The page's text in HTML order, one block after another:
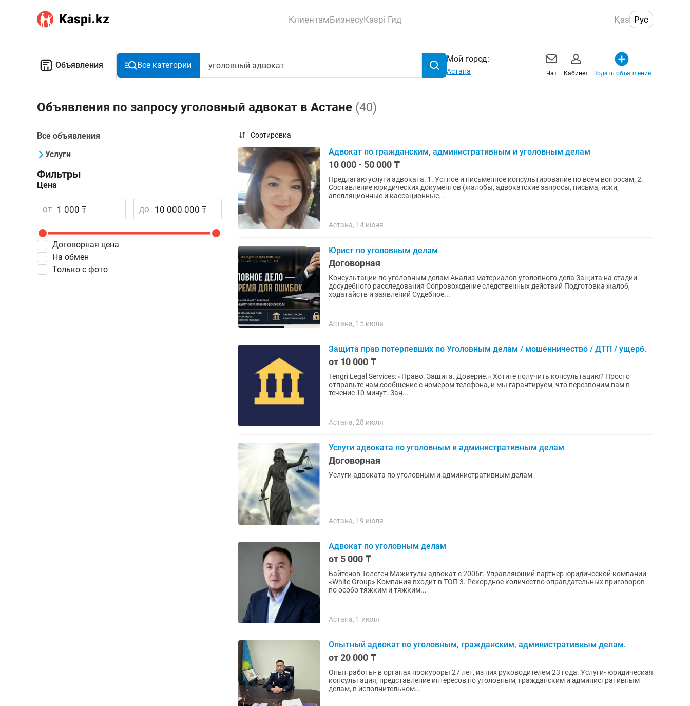
КлиентамБизнесуKaspi Гид Қаз Рус
Объявления Все категории
Мой город:
Астана Чат Кабинет Подать объявление
Объявления по запросу уголовный адвокат в Астане (40)
Все объявления
Услуги
Фильтры
Цена
от до
Договорная цена
На обмен
Только с фото
Сортировка
Адвокат по гражданским, административным и уголовным делам
10 000 - 50 000 ₸
Предлагаю услуги адвоката: 1. Устное и письменное консультирование по всем вопросам; 2.
Составление юридических документов (жалобы, адвокатские запросы, письма, иски,
апелляционные и кассационные...
Астана, 14 июня
Юрист по уголовным делам
Договорная
Консультации по уголовным делам Анализ материалов уголовного дела Защита на стадии
досудебного расследования Сопровождение следственных действий Подготовка жалоб,
ходатайств и заявлений Судебное...
Астана, 15 июля
Защита прав потерпевших по Уголовным делам / мошенничество / ДТП / ущерб.
от 10 000 ₸
Tengri Legal Services: «Право. Защита. Доверие.» Хотите получить консультацию? Просто
отправьте нам сообщение с номером телефона, и мы гарантируем, что перезвоним вам в
течение 10 минут. Заң...
Астана, 28 июля
Услуги адвоката по уголовным и административным делам
Договорная
Услуги адвоката по уголовным и административным делам
Астана, 19 июля
Адвокат по уголовным делам
от 5 000 ₸
Байтенов Толеген Мажитулы адвокат с 2006г. Управляющий партнер юридической компании
«White Group» Компания входит в ТОП 3. Рекордное количество оправдательных приговоров
по особо тяжким и тяжким...
Астана, 1 июля
Опытный адвокат по уголовным, гражданским, административным делам.
от 20 000 ₸
Опыт работы- в органах прокуроры 27 лет, из них руководителем 23 года. Услуги- юридическая
консультация, представление интересов по уголовным, гражданским и административным
делам, в исполнительном...